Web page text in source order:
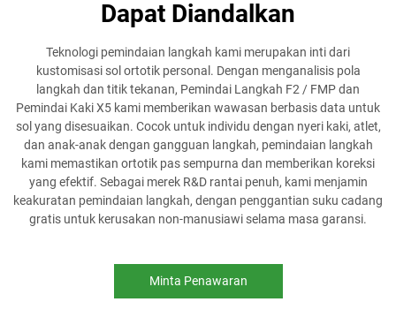
Dapat Diandalkan
Teknologi pemindaian langkah kami merupakan inti dari
kustomisasi sol ortotik personal. Dengan menganalisis pola
langkah dan titik tekanan, Pemindai Langkah F2 / FMP dan
Pemindai Kaki X5 kami memberikan wawasan berbasis data untuk
sol yang disesuaikan. Cocok untuk individu dengan nyeri kaki, atlet,
dan anak-anak dengan gangguan langkah, pemindaian langkah
kami memastikan ortotik pas sempurna dan memberikan koreksi
yang efektif. Sebagai merek R&D rantai penuh, kami menjamin
keakuratan pemindaian langkah, dengan penggantian suku cadang
gratis untuk kerusakan non-manusiawi selama masa garansi.
Minta Penawaran